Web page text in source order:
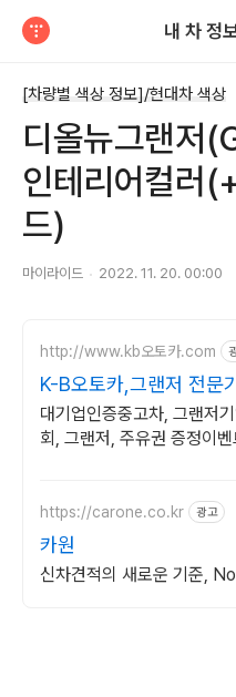
내 차 정
[차량별 색상 정보]/현대차 색상
디올뉴그랜저
인테리어컬러
드)
마이라이드 2022. 11. 20. 00:00
http://www.kb오토카.com
K-B오토카,그랜저 전문
대기업인증중고차, 그랜저
회, 그랜저, 주유권 증정이
https://carone.co.kr 광고
카원
신차견적의 새로운 기준,